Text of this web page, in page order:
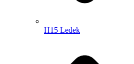
H15 Ledek